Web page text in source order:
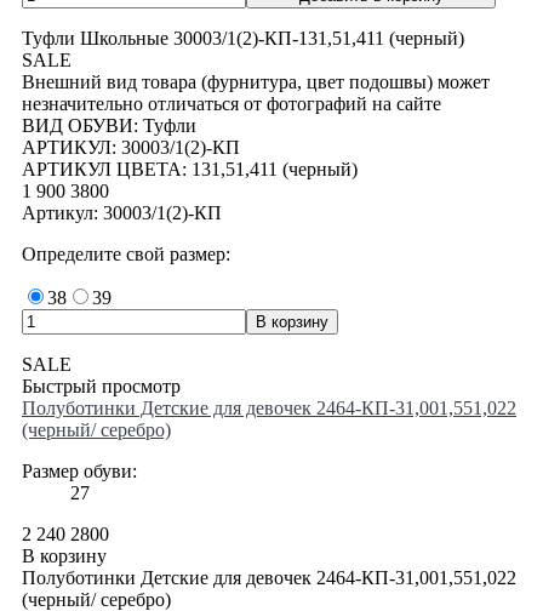
Туфли Школьные 30003/1(2)-КП-131,51,411 (черный)
SALE
Внешний вид товара (фурнитура, цвет подошвы) может
незначительно отличаться от фотографий на сайте
ВИД ОБУВИ: Туфли
АРТИКУЛ: 30003/1(2)-КП
АРТИКУЛ ЦВЕТА: 131,51,411 (черный)
1 900 3800
Артикул: 30003/1(2)-КП
Определите свой размер:
38 39
SALE
Быстрый просмотр
Полуботинки Детские для девочек 2464-КП-31,001,551,022
(черный/ серебро)
Размер обуви:
27
2 240 2800
В корзину
Полуботинки Детские для девочек 2464-КП-31,001,551,022
(черный/ серебро)